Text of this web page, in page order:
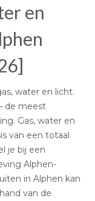
en
water en licht.
de meest
Gas, water en
van een totaal
je bij een
Alphen-
in Alphen kan
van de